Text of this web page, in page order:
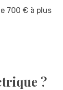
700 € à plus
?